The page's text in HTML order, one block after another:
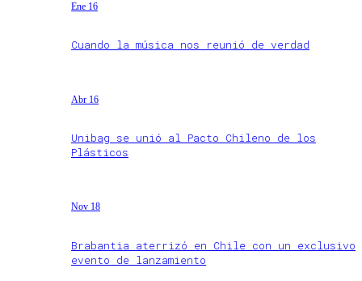
Ene 16
Cuando la música nos reunió de verdad
Abr 16
Unibag se unió al Pacto Chileno de los
Plásticos
Nov 18
Brabantia aterrizó en Chile con un exclusivo
evento de lanzamiento